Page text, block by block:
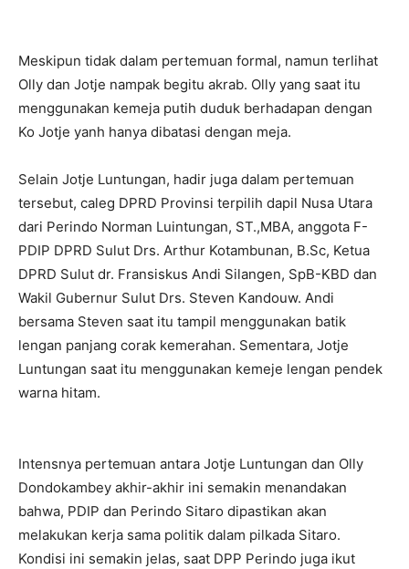
Meskipun tidak dalam pertemuan formal, namun terlihat
Olly dan Jotje nampak begitu akrab. Olly yang saat itu
menggunakan kemeja putih duduk berhadapan dengan
Ko Jotje yanh hanya dibatasi dengan meja.
Selain Jotje Luntungan, hadir juga dalam pertemuan
tersebut, caleg DPRD Provinsi terpilih dapil Nusa Utara
dari Perindo Norman Luintungan, ST.,MBA, anggota F-
PDIP DPRD Sulut Drs. Arthur Kotambunan, B.Sc, Ketua
DPRD Sulut dr. Fransiskus Andi Silangen, SpB-KBD dan
Wakil Gubernur Sulut Drs. Steven Kandouw. Andi
bersama Steven saat itu tampil menggunakan batik
lengan panjang corak kemerahan. Sementara, Jotje
Luntungan saat itu menggunakan kemeje lengan pendek
warna hitam.
Intensnya pertemuan antara Jotje Luntungan dan Olly
Dondokambey akhir-akhir ini semakin menandakan
bahwa, PDIP dan Perindo Sitaro dipastikan akan
melakukan kerja sama politik dalam pilkada Sitaro.
Kondisi ini semakin jelas, saat DPP Perindo juga ikut